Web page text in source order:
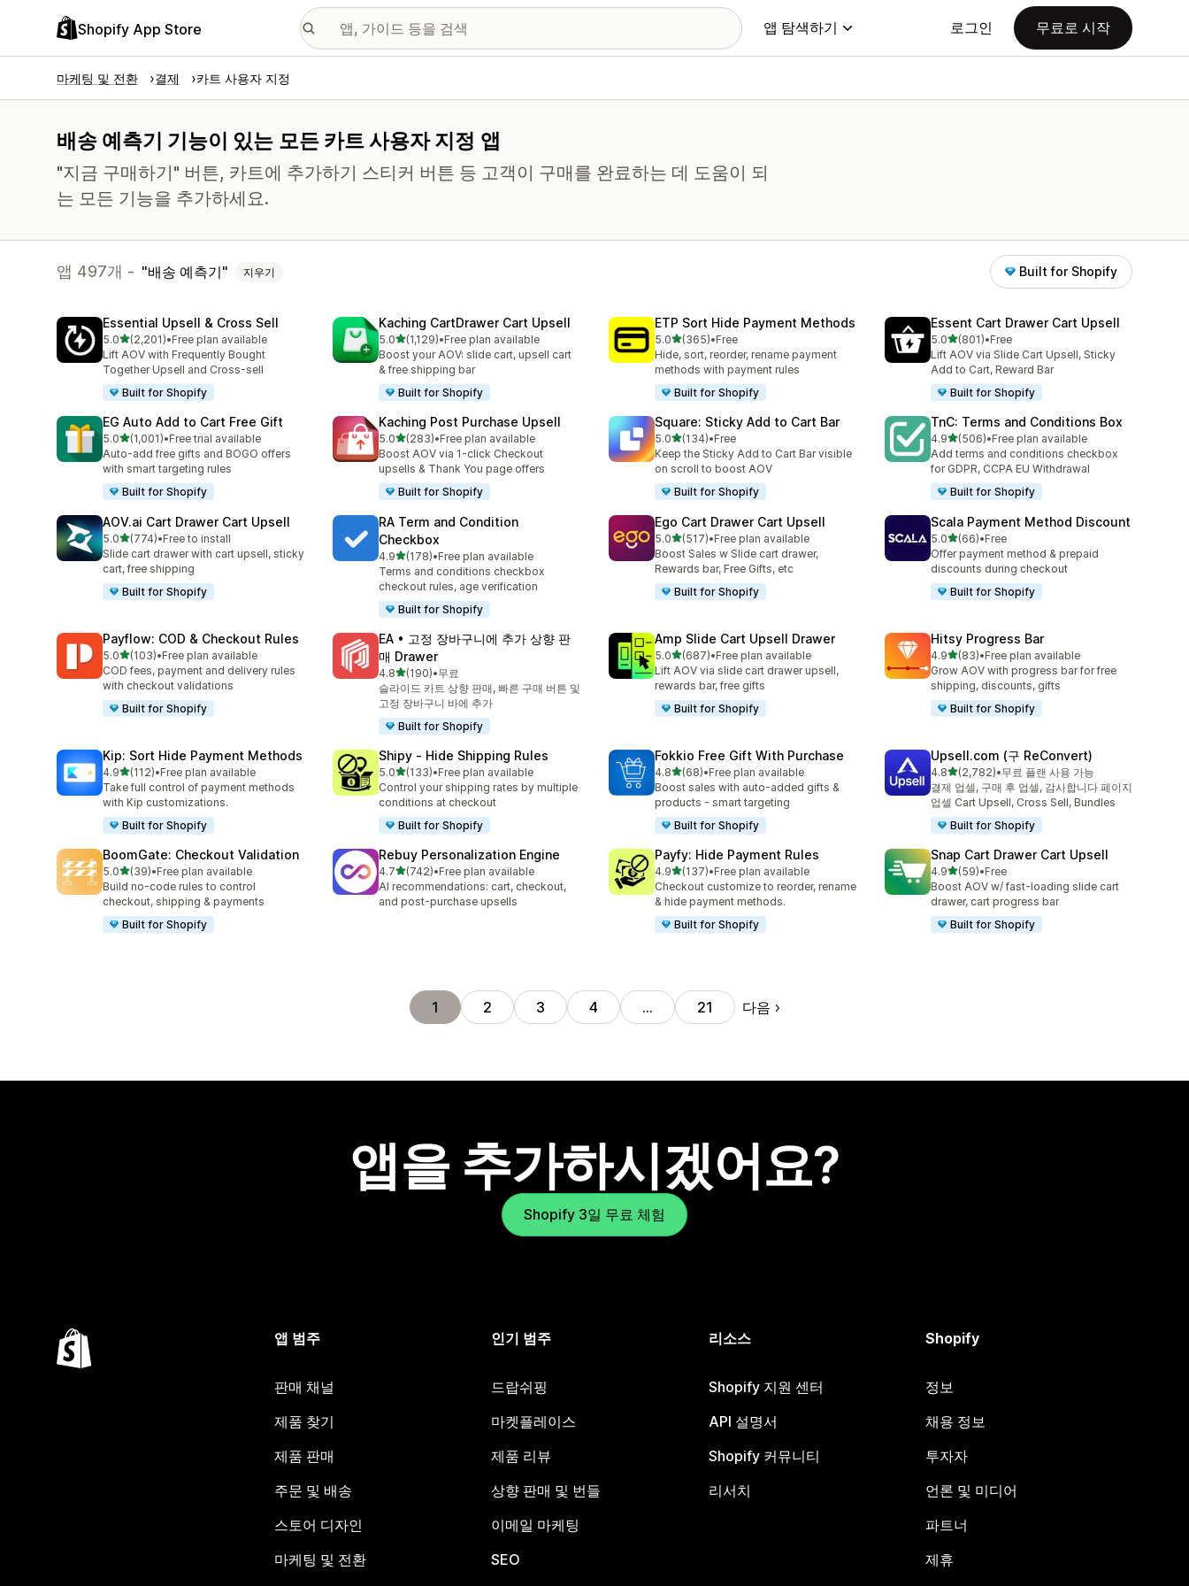
Shopify App Store 앱 탐색하기 로그인 무료로 시작
마케팅 및 전환 결제 카트 사용자 지정
배송 예측기 기능이 있는 모든 카트 사용자 지정 앱
"지금 구매하기" 버튼, 카트에 추가하기 스티커 버튼 등 고객이 구매를 완료하는 데 도움이 되
는 모든 기능을 추가하세요.
앱 497개 - 배송 예측기 지우기 Built for Shopify
Essential Upsell & Cross Sell
5.0별 5개 중
(2,201)
총 리뷰 2201개
•Free plan available
Lift AOV with Frequently Bought
Together Upsell and Cross-sell
Built for Shopify
Kaching CartDrawer Cart Upsell
5.0별 5개 중
(1,129)
총 리뷰 1129개
•Free plan available
Boost your AOV: slide cart, upsell cart
& free shipping bar
Built for Shopify
ETP Sort Hide Payment Methods
5.0별 5개 중
(365)
총 리뷰 365개
•Free
Hide, sort, reorder, rename payment
methods with payment rules
Built for Shopify
Essent Cart Drawer Cart Upsell
5.0별 5개 중
(801)
총 리뷰 801개
•Free
Lift AOV via Slide Cart Upsell, Sticky
Add to Cart, Reward Bar
Built for Shopify
EG Auto Add to Cart Free Gift
5.0별 5개 중
(1,001)
총 리뷰 1001개
•Free trial available
Auto-add free gifts and BOGO offers
with smart targeting rules
Built for Shopify
Kaching Post Purchase Upsell
5.0별 5개 중
(283)
총 리뷰 283개
•Free plan available
Boost AOV via 1-click Checkout
upsells & Thank You page offers
Built for Shopify
Square: Sticky Add to Cart Bar
5.0별 5개 중
(134)
총 리뷰 134개
•Free
Keep the Sticky Add to Cart Bar visible
on scroll to boost AOV
Built for Shopify
TnC: Terms and Conditions Box
4.9별 5개 중
(506)
총 리뷰 506개
•Free plan available
Add terms and conditions checkbox
for GDPR, CCPA EU Withdrawal
Built for Shopify
AOV.ai Cart Drawer Cart Upsell
5.0별 5개 중
(774)
총 리뷰 774개
•Free to install
Slide cart drawer with cart upsell, sticky
cart, free shipping
Built for Shopify
RA Term and Condition
Checkbox
4.9별 5개 중
(178)
총 리뷰 178개
•Free plan available
Terms and conditions checkbox
checkout rules, age verification
Built for Shopify
Ego Cart Drawer Cart Upsell
5.0별 5개 중
(517)
총 리뷰 517개
•Free plan available
Boost Sales w Slide cart drawer,
Rewards bar, Free Gifts, etc
Built for Shopify
Scala Payment Method Discount
5.0별 5개 중
(66)
총 리뷰 66개
•Free
Offer payment method & prepaid
discounts during checkout
Built for Shopify
Payflow: COD & Checkout Rules
5.0별 5개 중
(103)
총 리뷰 103개
•Free plan available
COD fees, payment and delivery rules
with checkout validations
Built for Shopify
EA • 고정 장바구니에 추가 상향 판
매 Drawer
4.8별 5개 중
(190)
총 리뷰 190개
•무료
슬라이드 카트 상향 판매, 빠른 구매 버튼 및
고정 장바구니 바에 추가
Built for Shopify
Amp Slide Cart Upsell Drawer
5.0별 5개 중
(687)
총 리뷰 687개
•Free plan available
Lift AOV via slide cart drawer upsell,
rewards bar, free gifts
Built for Shopify
Hitsy Progress Bar
4.9별 5개 중
(83)
총 리뷰 83개
•Free plan available
Grow AOV with progress bar for free
shipping, discounts, gifts
Built for Shopify
Kip: Sort Hide Payment Methods
4.9별 5개 중
(112)
총 리뷰 112개
•Free plan available
Take full control of payment methods
with Kip customizations.
Built for Shopify
Shipy ‑ Hide Shipping Rules
5.0별 5개 중
(133)
총 리뷰 133개
•Free plan available
Control your shipping rates by multiple
conditions at checkout
Built for Shopify
Fokkio Free Gift With Purchase
4.8별 5개 중
(68)
총 리뷰 68개
•Free plan available
Boost sales with auto-added gifts &
products - smart targeting
Built for Shopify
Upsell.com (구 ReConvert)
4.8별 5개 중
(2,782)
총 리뷰 2782개
•무료 플랜 사용 가능
결제 업셀, 구매 후 업셀, 감사합니다 페이지
업셀 Cart Upsell, Cross Sell, Bundles
Built for Shopify
BoomGate: Checkout Validation
5.0별 5개 중
(39)
총 리뷰 39개
•Free plan available
Build no-code rules to control
checkout, shipping & payments
Built for Shopify
Rebuy Personalization Engine
4.7별 5개 중
(742)
총 리뷰 742개
•Free plan available
AI recommendations: cart, checkout,
and post-purchase upsells
Payfy: Hide Payment Rules
4.9별 5개 중
(137)
총 리뷰 137개
•Free plan available
Checkout customize to reorder, rename
& hide payment methods.
Built for Shopify
Snap Cart Drawer Cart Upsell
4.9별 5개 중
(59)
총 리뷰 59개
•Free
Boost AOV w/ fast-loading slide cart
drawer, cart progress bar
Built for Shopify
1 2 3 4 … 21 다음
앱을 추가하시겠어요?
Shopify 3일 무료 체험
앱 범주
판매 채널
제품 찾기
제품 판매
주문 및 배송
스토어 디자인
마케팅 및 전환
인기 범주
드랍쉬핑
마켓플레이스
제품 리뷰
상향 판매 및 번들
이메일 마케팅
SEO
리소스
Shopify 지원 센터
API 설명서
Shopify 커뮤니티
리서치
Shopify
정보
채용 정보
투자자
언론 및 미디어
파트너
제휴